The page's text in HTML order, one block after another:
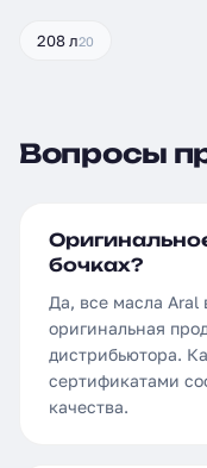
208 л20
Вопросы
бочках?
Да, все масла Aral
оригинальная
дистрибьютора.
сертификатами
качества.